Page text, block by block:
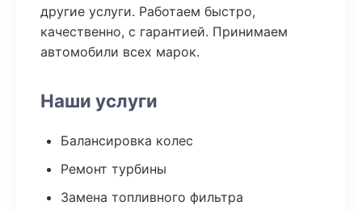
другие услуги. Работаем быстро,
качественно, с гарантией. Принимаем
автомобили всех марок.
Наши услуги
Балансировка колес
Ремонт турбины
Замена топливного фильтра